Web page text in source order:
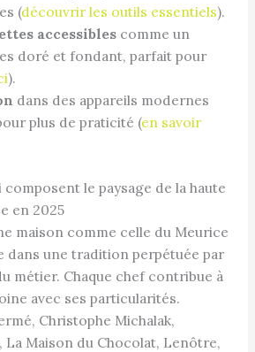
(découvrir les outils essentiels).
accessiblescomme un
doré et fondant, parfait pour
).
dans des appareils modernes
plus de praticité (en savoir
le paysage de la haute
en 2025
maison comme celle du Meurice
dans une tradition perpétuée par
métier. Chaque chef contribue à
avec ses particularités.
Christophe Michalak,
La Maison du Chocolat, Lenôtre,